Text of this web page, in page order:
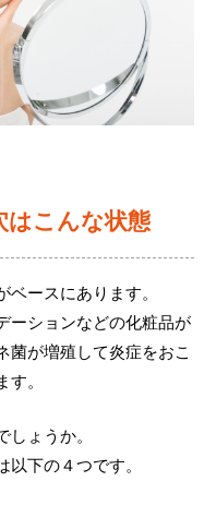
はこんな状態
ースにあります。
ーションなどの化粧品が
菌が増殖して炎症をおこ
。
ょうか。
下の４つです。